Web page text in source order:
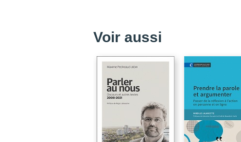
Voir aussi